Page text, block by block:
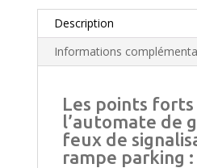
Description
Informations
Les points forts
l’automate de
feux de
rampe parking :